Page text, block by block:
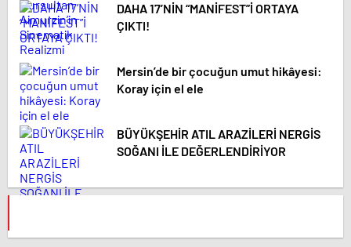
DAHA 17’NİN “MANİFEST”İ ORTAYA
ÇIKTI!
Mersin’de bir çocuğun umut hikâyesi:
Koray için el ele
BÜYÜKŞEHİR ATIL ARAZİLERİ NERGİS
SOĞANI İLE DEĞERLENDİRİYOR